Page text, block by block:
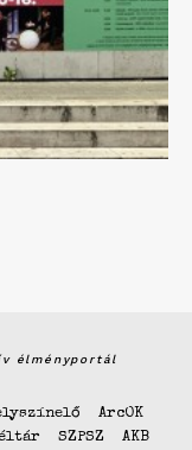
élményportál
ArcOK
SZPSZ AKB